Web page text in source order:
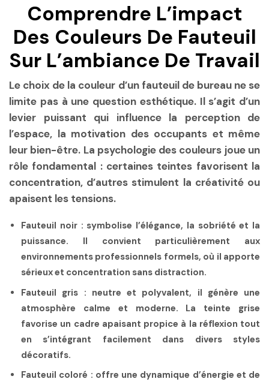
Comprendre L’impact
Des Couleurs De Fauteuil
Sur L’ambiance De Travail
Le choix de la couleur d’un fauteuil de bureau ne se
limite pas à une question esthétique. Il s’agit d’un
levier puissant qui influence la perception de
l’espace, la motivation des occupants et même
leur bien-être. La psychologie des couleurs joue un
rôle fondamental : certaines teintes favorisent la
concentration, d’autres stimulent la créativité ou
apaisent les tensions.
Fauteuil noir: symbolise l’élégance, la sobriété et la
puissance. Il convient particulièrement aux
environnements professionnels formels, où il apporte
sérieux et concentration sans distraction.
Fauteuil gris : neutre et polyvalent, il génère une
atmosphère calme et moderne. La teinte grise
favorise un cadre apaisant propice à la réflexion tout
en s’intégrant facilement dans divers styles
décoratifs.
Fauteuil coloré : offre une dynamique d’énergie et de